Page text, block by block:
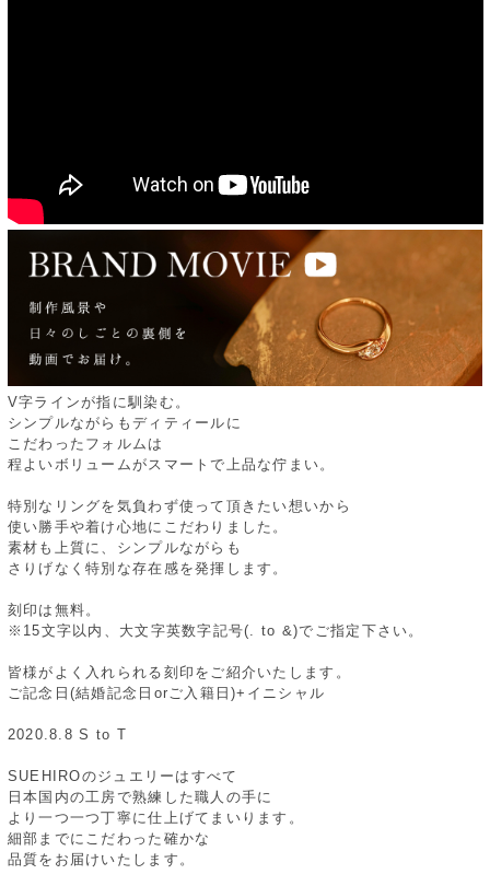
V字ラインが指に馴染む。
シンプルながらもディティールに
こだわったフォルムは
程よいボリュームがスマートで上品な佇まい。
特別なリングを気負わず使って頂きたい想いから
使い勝手や着け心地にこだわりました。
素材も上質に、シンプルながらも
さりげなく特別な存在感を発揮します。
刻印は無料。
※15文字以内、大文字英数字記号(. to &)でご指定下さい。
皆様がよく入れられる刻印をご紹介いたします。
ご記念日(結婚記念日orご入籍日)+イニシャル
2020.8.8 S to T
SUEHIROのジュエリーはすべて
日本国内の工房で熟練した職人の手に
より一つ一つ丁寧に仕上げてまいります。
細部までにこだわった確かな
品質をお届けいたします。